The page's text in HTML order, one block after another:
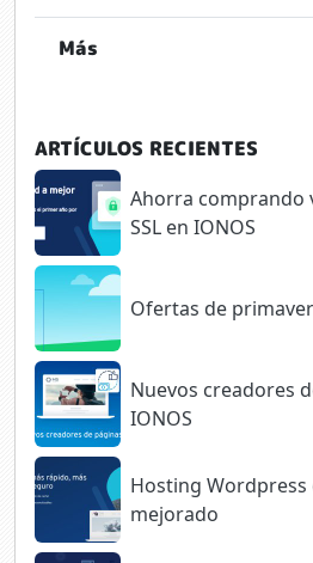
Más
ARTÍCULOS RECIENTES
Ahorra comprando
SSL en IONOS
Ofertas de
Nuevos creadores
IONOS
Hosting Wordpress
mejorado